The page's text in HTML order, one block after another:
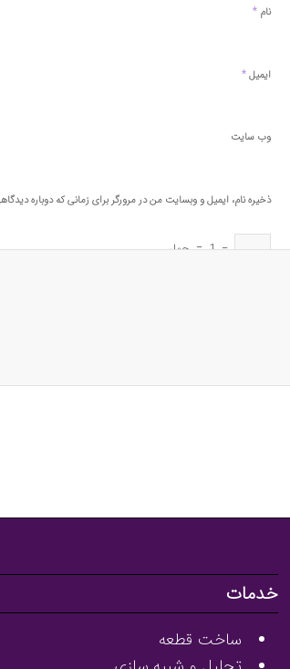
نام *
ایمیل*
وب‌ سایت
ذخیره نام، ایمیل و وبسایت من در مرورگر برای زمانی که دوباره
−
1
=چهار
خدمات
ساخت قطعه